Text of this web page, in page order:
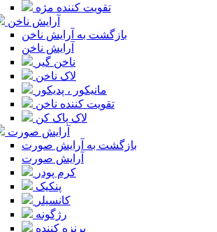
تقویت کننده مژه
آرایش ناخن
بازگشت به آرایش ناخن
آرایش ناخن
ناخن گیر
لاک ناخن
مانیکور ، پدیکور
تقویت کننده ناخن
لاک پاک کن
آرایش صورت
بازگشت به آرایش صورت
آرایش صورت
کرم پودر
پنکیک
کانسیلر
رژگونه
برنزه کننده